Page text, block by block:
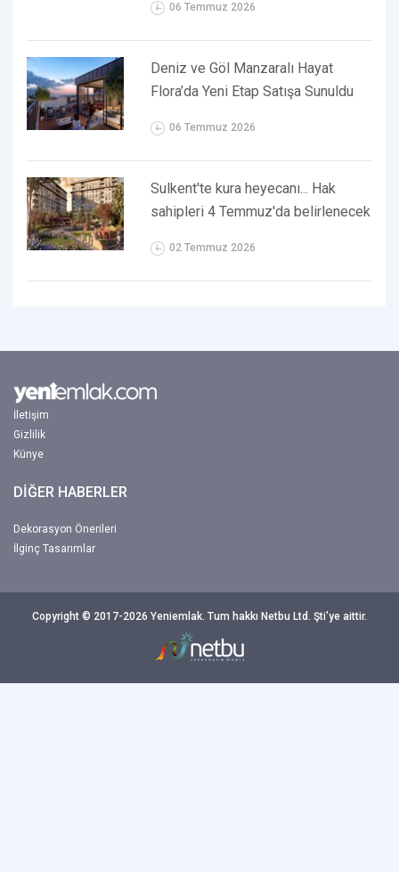
06 Temmuz 2026
Deniz ve Göl Manzaralı Hayat
Flora’da Yeni Etap Satışa Sunuldu
06 Temmuz 2026
Sulkent'te kura heyecanı... Hak
sahipleri 4 Temmuz'da belirlenecek
02 Temmuz 2026
İletişim
Gizlilik
Künye
DİĞER HABERLER
Dekorasyon Önerileri
İlginç Tasarımlar
Copyright © 2017-2026 Yeniemlak. Tum hakkı Netbu Ltd. Şti'ye aittir.